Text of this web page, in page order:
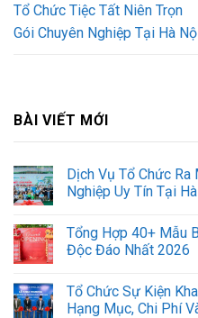
Tổ Chức Tiệc Tất Niên Trọn
Gói Chuyên Nghiệp Tại Hà
BÀI VIẾT MỚI
Dịch Vụ Tổ Chức
Nghiệp Uy Tín Tại
Tổng Hợp 40+ Mẫu
Độc Đáo Nhất 2026
Tổ Chức Sự Kiện
Hạng Mục, Chi Phí